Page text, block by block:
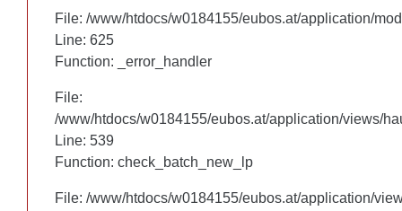
File: /www/htdocs/w0184155/eubos.at/application/
Line: 625
Function: _error_handler
File:
/www/htdocs/w0184155/eubos.at/application/views/
Line: 460
Function: check_batch_new_lp
File: /www/htdocs/w0184155/eubos.at/application/
File: /www/htdocs/w0184155/eubos.at/application/
Line: 625
Function: _error_handler
File:
/www/htdocs/w0184155/eubos.at/application/views/
Line: 539
Function: check_batch_new_lp
File: /www/htdocs/w0184155/eubos.at/application/